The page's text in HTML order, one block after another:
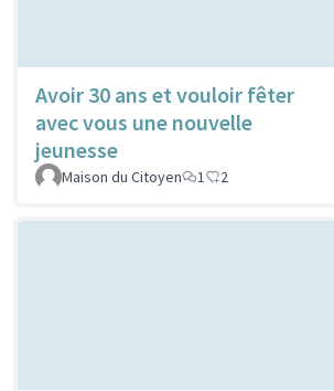
Avoir 30 ans et vouloir fêter
avec vous une nouvelle
jeunesse
Maison du Citoyen 1 2